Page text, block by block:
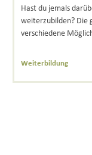
Hast du jemals
weiterzubilden? Die
verschiedene
Weiterbildung